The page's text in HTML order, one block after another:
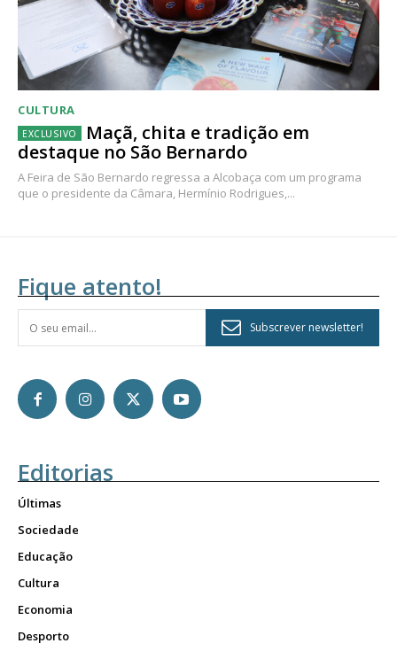
CULTURA
Maçã, chita e tradição em
destaque no São Bernardo
A Feira de São Bernardo regressa a Alcobaça com um programa
que o presidente da Câmara, Hermínio Rodrigues,...
Fique atento!
Subscrever newsletter!
Editorias
Últimas
Sociedade
Educação
Cultura
Economia
Desporto